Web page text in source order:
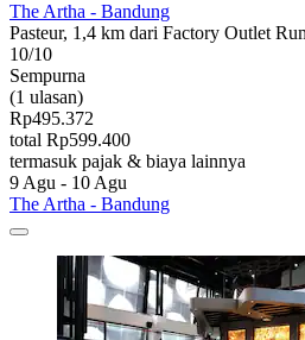
The Artha - Bandung
Pasteur, 1,4 km dari Factory Outlet
10/10
Sempurna
(1 ulasan)
Rp495.372
total Rp599.400
termasuk pajak & biaya lainnya
9 Agu - 10 Agu
The Artha - Bandung